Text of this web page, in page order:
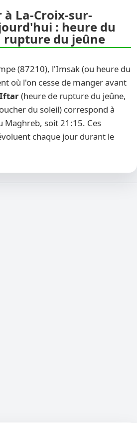
La-Croix-sur-
: heure du
rupture du jeûne
(87210), l'Imsak (ou heure du
où l'on cesse de manger avant
Iftar(heure de rupture du jeûne,
du soleil) correspond à
Maghreb, soit 21:15. Ces
chaque jour durant le